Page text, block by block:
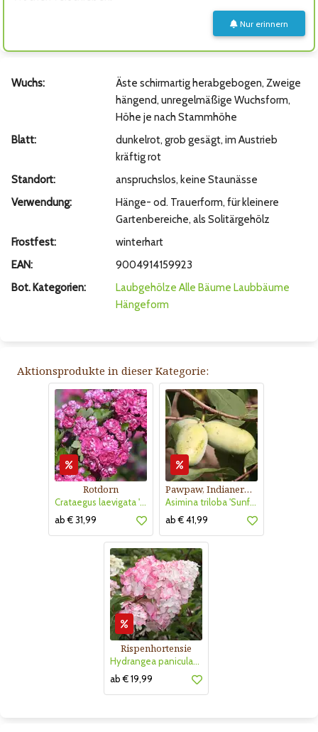
Nur erinnern
Wuchs:
Äste schirmartig herabgebogen, Zweige
hängend, unregelmäßige Wuchsform,
Höhe je nach Stammhöhe
Blatt:
dunkelrot, grob gesägt, im Austrieb
kräftig rot
Standort:
anspruchslos, keine Staunässe
Verwendung:
Hänge- od. Trauerform, für kleinere
Gartenbereiche, als Solitärgehölz
Frostfest:
winterhart
EAN:
9004914159923
Bot. Kategorien:
Laubgehölze Alle Bäume Laubbäume
Hängeform
Aktionsprodukte in dieser Kategorie:
Rotdorn
Crataegus laevigata 'Pauls Scarlet'
ab € 31,99
Pawpaw, Indianerbanane
Asimina triloba 'Sunflower'
ab € 41,99
Rispenhortensie
Hydrangea paniculata 'Vanille Fraise'
ab € 19,99